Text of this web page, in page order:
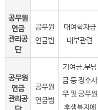
공무원
연금
관리공
단
공무원
연금법
대여학자금
대부관련
공무원
연금
관리공
공무원
연금법
기여금,부담
금 등 징수사
무 및 공무원
후생복지에